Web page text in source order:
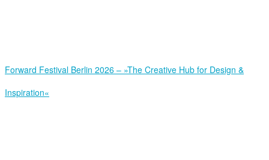
Forward Festival Berlin 2026 – »The Creative Hub for Design &
Inspiration«